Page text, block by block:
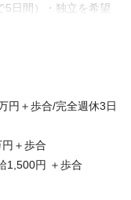
なし 社会保険完備
5日間）・独立を希望
円＋歩合/完全週休3日
＋歩合
1,500円 ＋歩合